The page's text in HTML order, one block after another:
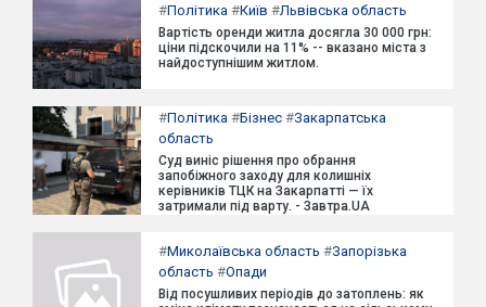
#Політика #Київ #Львівська область
Вартість оренди житла досягла 30 000 грн:
ціни підскочили на 11% -- вказано міста з
найдоступнішим житлом.
#Політика #Бізнес #Закарпатська
область
Суд виніс рішення про обрання
запобіжного заходу для колишніх
керівників ТЦК на Закарпатті — їх
затримали під варту. - Завтра.UA
#Миколаївська область #Запорізька
область #Опади
Від посушливих періодів до затоплень: як